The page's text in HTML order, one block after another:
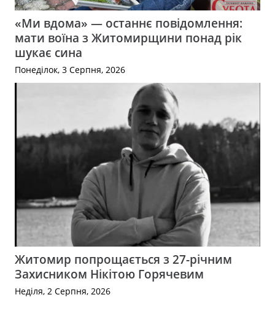
«Ми вдома» — останнє повідомлення:
мати воїна з Житомирщини понад рік
шукає сина
Понеділок, 3 Серпня, 2026
Житомир попрощається з 27-річним
Захисником Нікітою Горячевим
Неділя, 2 Серпня, 2026